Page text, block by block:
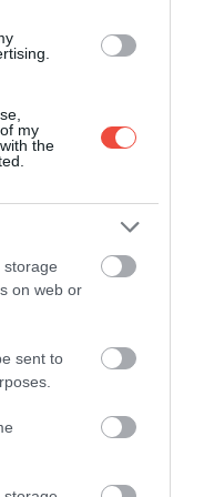
my
the
storage
on web or
sent to
merlot şi
din regiune
vinul lor de top
provine din struguri
dintr-o mică
pe araci,
aici vom degusta
Putem opta și
înconjuraţi
oferă şi cazare
La Vila Dobrușa
mese incluse,
și plimbări în vie.
de vinuri a